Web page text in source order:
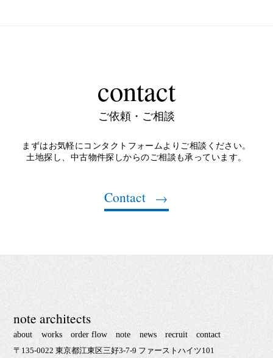
contact
ご依頼・ご相談
まずはお気軽にコンタクトフォームよりご相談ください。
土地探し、中古物件探しからのご相談も承っています。
Contact
note architects
about works order flow note news recruit contact
〒135-0022 東京都江東区三好3-7-9 ファーストハイツ101